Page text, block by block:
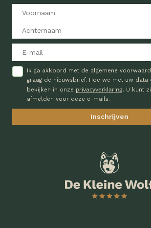
Ik ga akkoord met de algemene
graag de nieuwsbrief. Hoe we met uw data
bekijken in onze privacyverklaring. U kunt
afmelden voor deze e-mails.